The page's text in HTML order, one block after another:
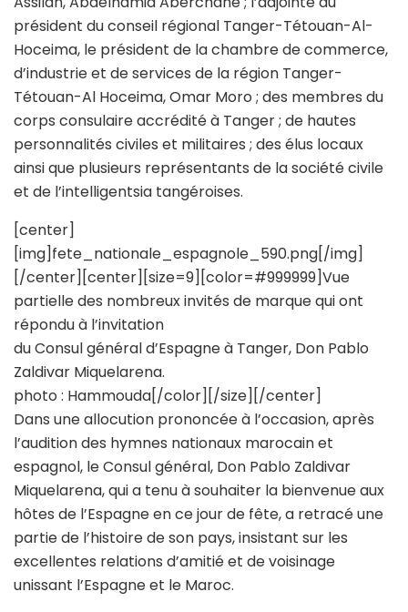
président du conseil régional Tanger-Tétouan-Al-
Hoceima, le président de la chambre de commerce,
d’industrie et de services de la région Tanger-
Tétouan-Al Hoceima, Omar Moro ; des membres du
corps consulaire accrédité à Tanger ; de hautes
personnalités civiles et militaires ; des élus locaux
ainsi que plusieurs représentants de la société civile
et de l’intelligentsia tangéroises.
[center]
[img]fete_nationale_espagnole_590.png[/img]
[/center][center][size=9][color=#999999]Vue
partielle des nombreux invités de marque qui ont
répondu à l’invitation
du Consul général d’Espagne à Tanger, Don Pablo
Zaldivar Miquelarena.
photo : Hammouda[/color][/size][/center]
Dans une allocution prononcée à l’occasion, après
l’audition des hymnes nationaux marocain et
espagnol, le Consul général, Don Pablo Zaldivar
Miquelarena, qui a tenu à souhaiter la bienvenue aux
hôtes de l’Espagne en ce jour de fête, a retracé une
partie de l’histoire de son pays, insistant sur les
excellentes relations d’amitié et de voisinage
unissant l’Espagne et le Maroc.